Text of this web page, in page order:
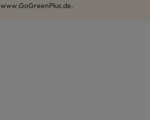
www.GoGreenPlus.de.